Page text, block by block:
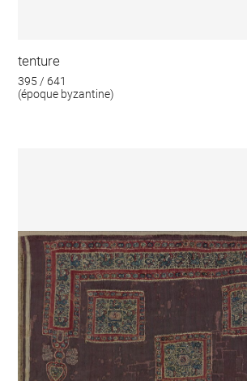
tenture
395 / 641
(époque byzantine)